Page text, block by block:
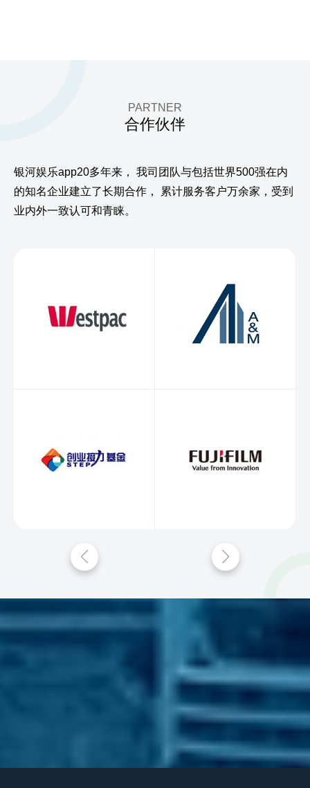
PARTNER
合作伙伴
银河娱乐app20多年来，
我司团队与包括世界500强在内
的知名企业建立了长期合作，
累计服务客户万余家，受到
业内外一致认可和青睐。